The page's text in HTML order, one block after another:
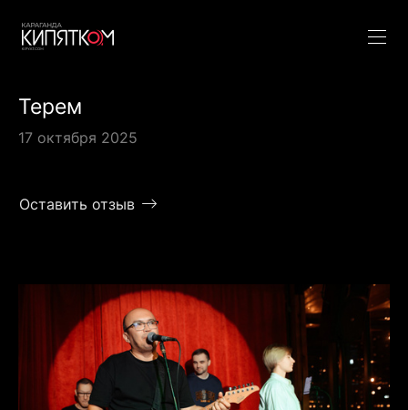
Терем
17 октября 2025
Оставить отзыв